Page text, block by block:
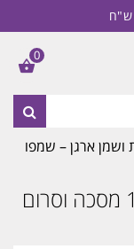
ושמן ארגן – שמפו
מארז לחות ושמן ארגן – שמפו 1L מסכה וסרום
0